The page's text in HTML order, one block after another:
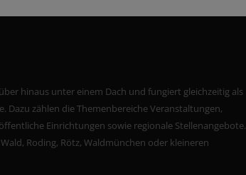
hinaus unter einem Dach und fungiert gleichzeitig als
Dazu zählen die Themenbereiche Veranstaltungen,
Einrichtungen sowie regionale Stellenangebote.
Roding, Rötz, Waldmünchen oder kleineren